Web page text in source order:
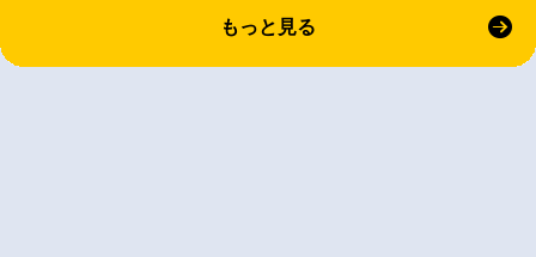
もっと見る